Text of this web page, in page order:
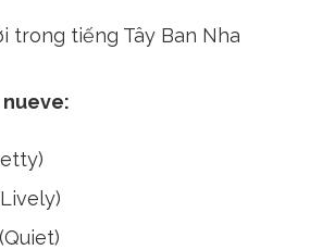
trong tiếng Tây Ban Nha